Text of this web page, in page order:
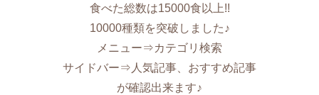
食べた総数は15000食以上!!
10000種類を突破しました♪
メニュー⇒カテゴリ検索
サイドバー⇒人気記事、おすすめ記事
が確認出来ます♪